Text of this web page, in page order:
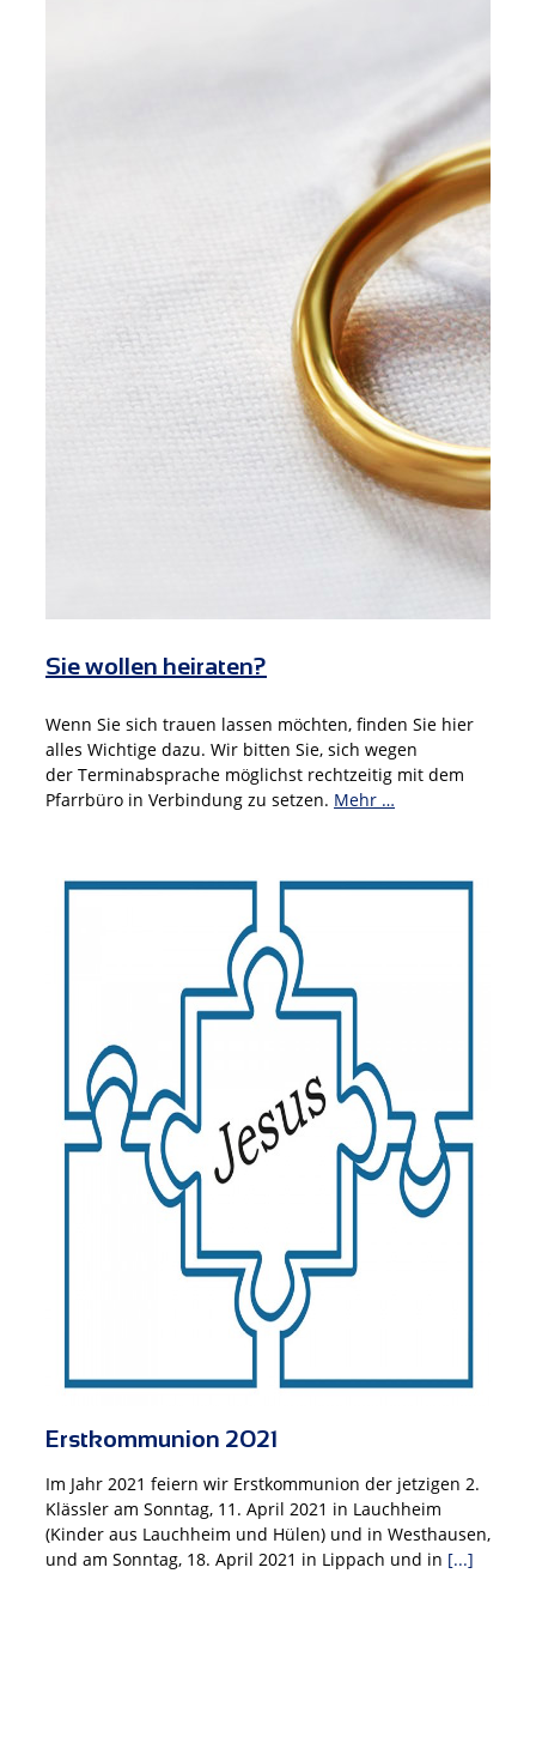
Sie wollen heiraten?
Wenn Sie sich trauen lassen möchten, finden Sie hier
alles Wichtige dazu. Wir bitten Sie, sich wegen
der Terminabsprache möglichst rechtzeitig mit dem
Pfarrbüro in Verbindung zu setzen. Mehr …
Erstkommunion 2021
Im Jahr 2021 feiern wir Erstkommunion der jetzigen 2.
Klässler am Sonntag, 11. April 2021 in Lauchheim
(Kinder aus Lauchheim und Hülen) und in Westhausen,
und am Sonntag, 18. April 2021 in Lippach und in [...]